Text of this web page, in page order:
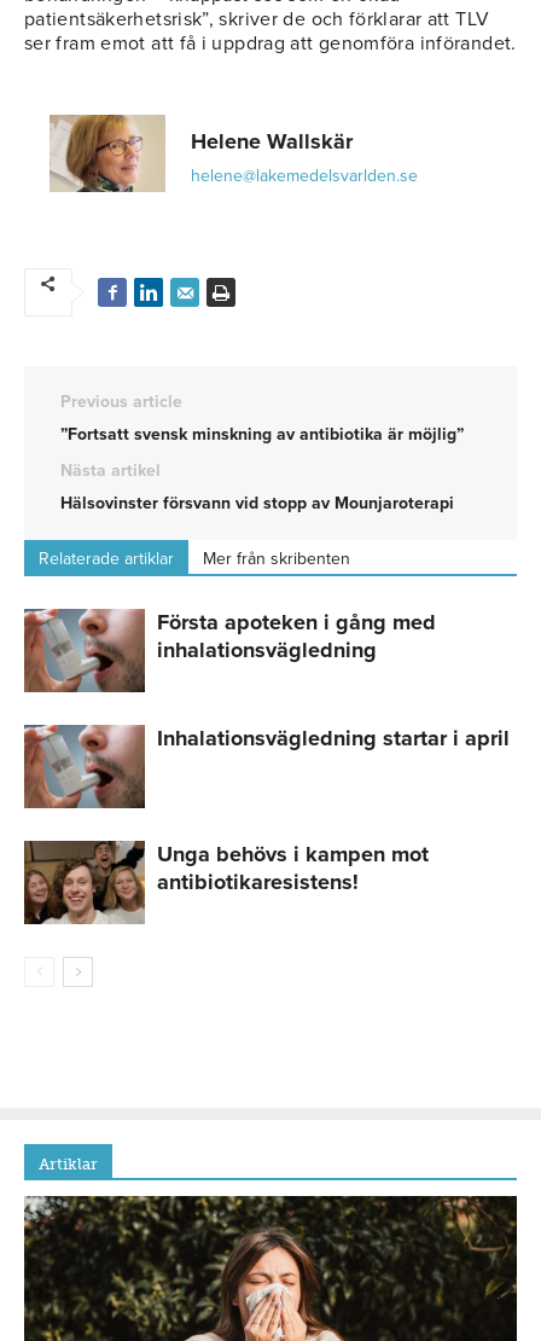
patientsäkerhetsrisk”, skriver de och förklarar att TLV
ser fram emot att få i uppdrag att genomföra införandet.
Helene Wallskär
helene@lakemedelsvarlden.se
Previous article
”Fortsatt svensk minskning av antibiotika är möjlig”
Nästa artikel
Hälsovinster försvann vid stopp av Mounjaroterapi
Relaterade artiklar Mer från skribenten
Första apoteken i gång med
inhalationsvägledning
Inhalationsvägledning startar i april
Unga behövs i kampen mot
antibiotikaresistens!
Artiklar